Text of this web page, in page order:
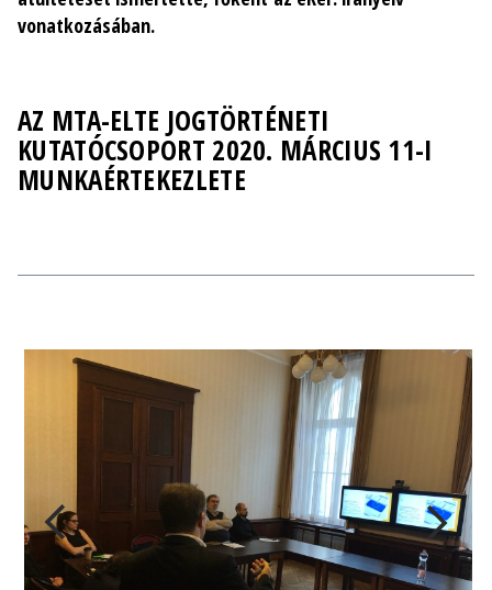
vonatkozásában.
AZ MTA-ELTE JOGTÖRTÉNETI
KUTATÓCSOPORT 2020. MÁRCIUS 11-I
MUNKAÉRTEKEZLETE